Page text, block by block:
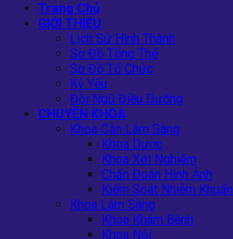
Trang Chủ
GIỚI THIỆU
Lịch Sử Hình Thành
Sơ Đồ Tổng Thể
Sơ Đồ Tổ Chức
Kỷ Yếu
Đội Ngũ Điều Dưỡng
CHUYÊN KHOA
Khoa Cận Lâm Sàng
Khoa Dược
Khoa Xét Nghiệm
Chẩn Đoán Hình Ảnh
Kiểm Soát Nhiễm Khuẩn
Khoa Lâm Sàng
Khoa Khám Bệnh
Khoa Nội